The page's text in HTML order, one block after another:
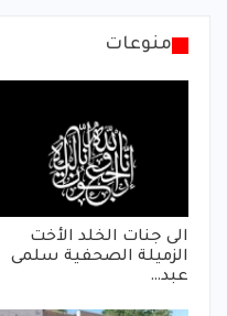
منوعات
الى جنات الخلد الأخت
الزميلة الصحفية سلمى
عبد…